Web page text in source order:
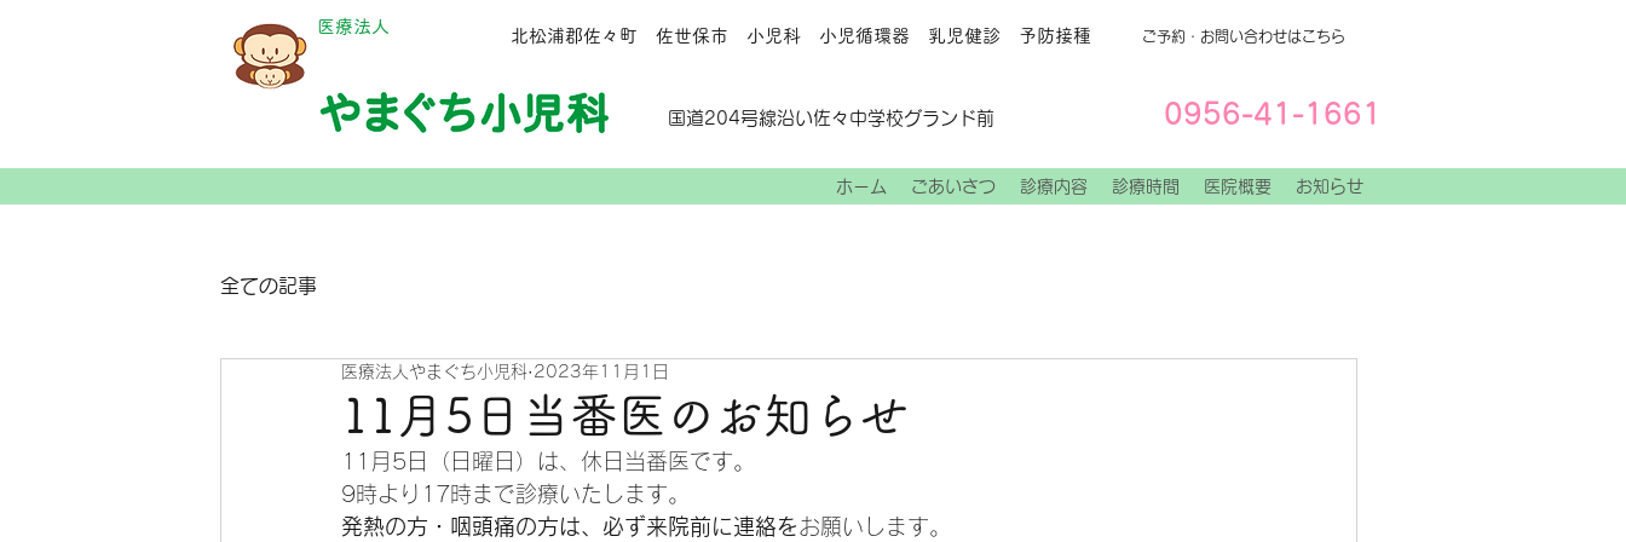
​医療法人
​北松浦郡佐々町 佐世保市 小児科 小児循環器 乳児健診 予防接種
国道204号線沿い佐々中学校グランド前
ご予約・お問い合わせはこちら
0956-41-1661
ホーム ごあいさつ 診療内容 診療時間 医院概要 お知らせ
全ての記事
11月5日当番医のお知らせ
医療法人やまぐち小児科 2023年11月1日
11月5日（日曜日）は、休日当番医です。
9時より17時まで診療いたします。
発熱の方・咽頭痛の方は、必ず来院前に連絡をお願いします。